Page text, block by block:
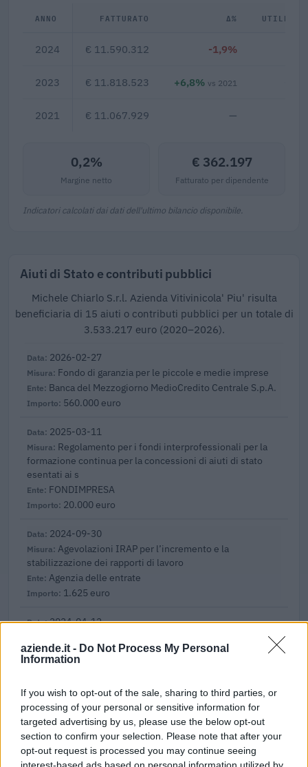
aziende.it - Do Not Process My Personal
Information
If you wish to opt-out of the sale, sharing to third parties, or
processing of your personal or sensitive information for
targeted advertising by us, please use the below opt-out
section to confirm your selection. Please note that after your
opt-out request is processed you may continue seeing
ANNO FATTURATO Δ% UTILE/
2024 € 11.590.312 -1,9%
2023 € 11.818.523 +6,8% vs 2021
2021 € 11.067.929 —
0,2%
Margine netto
€ 362.197
Fatturato per dipendente
Indicatori calcolati dai dati dell'ultimo bilancio disponibile.
Aiuti di Stato e contributi pubblici
Michele Chiarlo S.r.l. Azienda Vitivinicola' Piu' risulta
beneficiaria di 15 aiuti o contributi pubblici per un totale di
3.533.217 euro (2020–2026).
2026-02-27
Fondo di garanzia per le piccole e medie imprese
Banca del Mezzogiorno MedioCredito Centrale S.p.A.
560.000 euro
2025-03-11
Regolamento per i fondi interprofessionali per la
formazione continua per la concessioni di aiuti di stato
esentati ai s
FONDIMPRESA
20.000 euro
2024-09-30
Agevolazioni IRAP per l’incremento e la
stabilizzazione dei rapporti di lavoro
Agenzia delle entrate
1.625 euro
2024-04-12
Fondo di garanzia per le piccole e medie imprese
Banca del Mezzogiorno MedioCredito Centrale S.p.A.
800.000 euro
2023-11-23
Nuova Sabatini - Finanziamenti per l'acquisto di
nuovi macchinari, impianti e attrezzature da parte delle
piccole e medi
Ministero delle Imprese e del Made in Italy -